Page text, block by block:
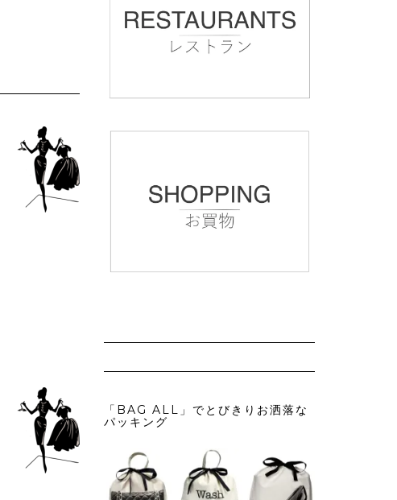
「BAG ALL」でとびきりお洒落な
パッキング